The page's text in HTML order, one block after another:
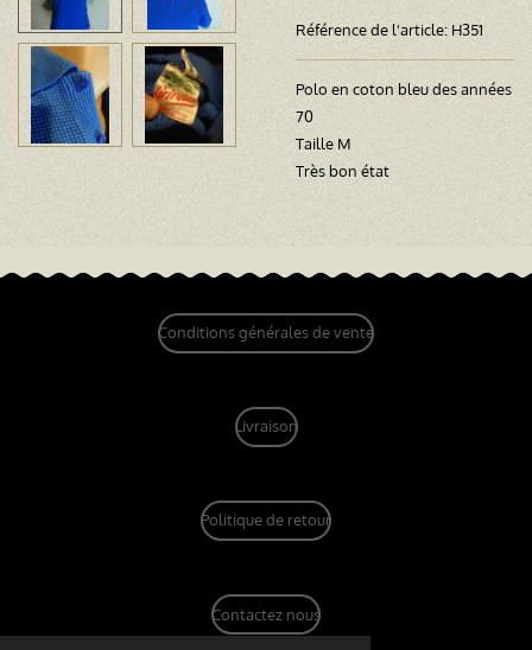
Référence de l'article: H351
Polo en coton bleu des années
70
Taille M
Très bon état
Conditions générales de vente
Livraison
Politique de retour
Contactez nous